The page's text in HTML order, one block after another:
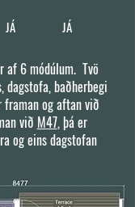
JÁ JÁ
af 6 módúlum. Tvö
dagstofa, baðherbegi
og aftan við
við M47, þá er
og eins dagstofan